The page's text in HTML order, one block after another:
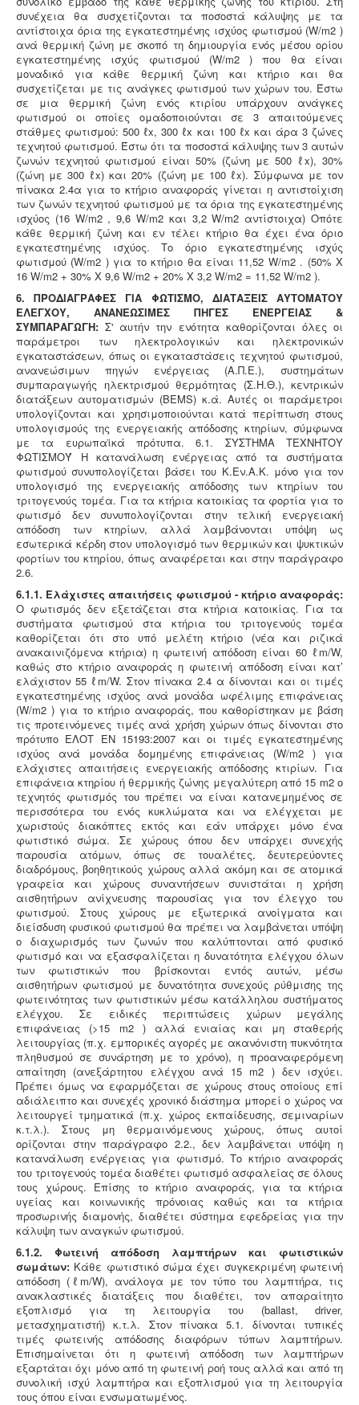
συνέχεια θα συσχετίζονται τα ποσοστά κάλυψης με τα
αντίστοιχα όρια της εγκατεστημένης ισχύος φωτισμού (W/m2 )
ανά θερμική ζώνη με σκοπό τη δημιουργία ενός μέσου ορίου
εγκατεστημένης ισχύς φωτισμού (W/m2 ) που θα είναι
μοναδικό για κάθε θερμική ζώνη και κτήριο και θα
συσχετίζεται με τις ανάγκες φωτισμού των χώρων του. Έστω
σε μια θερμική ζώνη ενός κτιρίου υπάρχουν ανάγκες
φωτισμού οι οποίες ομαδοποιούνται σε 3 απαιτούμενες
στάθμες φωτισμού: 500 ℓx, 300 ℓx και 100 ℓx και άρα 3 ζώνες
τεχνητού φωτισμού. Έστω ότι τα ποσοστά κάλυψης των 3 αυτών
ζωνών τεχνητού φωτισμού είναι 50% (ζώνη με 500 ℓx), 30%
(ζώνη με 300 ℓx) και 20% (ζώνη με 100 ℓx). Σύμφωνα με τον
πίνακα 2.4α για το κτήριο αναφοράς γίνεται η αντιστοίχιση
των ζωνών τεχνητού φωτισμού με τα όρια της εγκατεστημένης
ισχύος (16 W/m2 , 9,6 W/m2 και 3,2 W/m2 αντίστοιχα) Οπότε
κάθε θερμική ζώνη και εν τέλει κτήριο θα έχει ένα όριο
εγκατεστημένης ισχύος. Το όριο εγκατεστημένης ισχύς
φωτισμού (W/m2 ) για το κτήριο θα είναι 11,52 W/m2 . (50% Χ
16 W/m2 + 30% Χ 9,6 W/m2 + 20% Χ 3,2 W/m2 = 11,52 W/m2 ).
6. ΠΡΟΔΙΑΓΡΑΦΕΣ ΓΙΑ ΦΩΤΙΣΜΟ, ΔΙΑΤΑΞΕΙΣ ΑΥΤΟΜΑΤΟΥ
ΕΛΕΓΧΟΥ, ΑΝΑΝΕΩΣΙΜΕΣ ΠΗΓΕΣ ΕΝΕΡΓΕΙΑΣ &
ΣΥΜΠΑΡΑΓΩΓΗ: Σ' αυτήν την ενότητα καθορίζονται όλες οι
παράμετροι των ηλεκτρολογικών και ηλεκτρονικών
εγκαταστάσεων, όπως οι εγκαταστάσεις τεχνητού φωτισμού,
ανανεώσιμων πηγών ενέργειας (Α.Π.Ε.), συστημάτων
συμπαραγωγής ηλεκτρισμού θερμότητας (Σ.Η.Θ.), κεντρικών
διατάξεων αυτοματισμών (BEMS) κ.ά. Αυτές οι παράμετροι
υπολογίζονται και χρησιμοποιούνται κατά περίπτωση στους
υπολογισμούς της ενεργειακής απόδοσης κτηρίων, σύμφωνα
με τα ευρωπαϊκά πρότυπα. 6.1. ΣΥΣΤΗΜΑ ΤΕΧΝΗΤΟΥ
ΦΩΤΙΣΜΟΎ Η κατανάλωση ενέργειας από τα συστήματα
φωτισμού συνυπολογίζεται βάσει του Κ.Εν.Α.Κ. μόνο για τον
υπολογισμό της ενεργειακής απόδοσης των κτηρίων του
τριτογενούς τομέα. Για τα κτήρια κατοικίας τα φορτία για το
φωτισμό δεν συνυπολογίζονται στην τελική ενεργειακή
απόδοση των κτηρίων, αλλά λαμβάνονται υπόψη ως
εσωτερικά κέρδη στον υπολογισμό των θερμικών και ψυκτικών
φορτίων του κτηρίου, όπως αναφέρεται και στην παράγραφο
2.6.
6.1.1. Ελάχιστες απαιτήσεις φωτισμού - κτήριο αναφοράς:
Ο φωτισμός δεν εξετάζεται στα κτήρια κατοικίας. Για τα
συστήματα φωτισμού στα κτήρια του τριτογενούς τομέα
καθορίζεται ότι στο υπό μελέτη κτήριο (νέα και ριζικά
ανακαινιζόμενα κτήρια) η φωτεινή απόδοση είναι 60 ℓm/W,
καθώς στο κτήριο αναφοράς η φωτεινή απόδοση είναι κατ’
ελάχιστον 55 ℓm/W. Στον πίνακα 2.4 α δίνονται και οι τιμές
εγκατεστημένης ισχύος ανά μονάδα ωφέλιμης επιφάνειας
(W/m2 ) για το κτήριο αναφοράς, που καθορίστηκαν με βάση
τις προτεινόμενες τιμές ανά χρήση χώρων όπως δίνονται στο
πρότυπο ΕΛΟΤ ΕΝ 15193:2007 και οι τιμές εγκατεστημένης
ισχύος ανά μονάδα δομημένης επιφάνειας (W/m2 ) για
ελάχιστες απαιτήσεις ενεργειακής απόδοσης κτιρίων. Για
επιφάνεια κτηρίου ή θερμικής ζώνης μεγαλύτερη από 15 m2 ο
τεχνητός φωτισμός του πρέπει να είναι κατανεμημένος σε
περισσότερα του ενός κυκλώματα και να ελέγχεται με
χωριστούς διακόπτες εκτός και εάν υπάρχει μόνο ένα
φωτιστικό σώμα. Σε χώρους όπου δεν υπάρχει συνεχής
παρουσία ατόμων, όπως σε τουαλέτες, δευτερεύοντες
διαδρόμους, βοηθητικούς χώρους αλλά ακόμη και σε ατομικά
γραφεία και χώρους συναντήσεων συνιστάται η χρήση
αισθητήρων ανίχνευσης παρουσίας για τον έλεγχο του
φωτισμού. Στους χώρους με εξωτερικά ανοίγματα και
διείσδυση φυσικού φωτισμού θα πρέπει να λαμβάνεται υπόψη
ο διαχωρισμός των ζωνών που καλύπτονται από φυσικό
φωτισμό και να εξασφαλίζεται η δυνατότητα ελέγχου όλων
των φωτιστικών που βρίσκονται εντός αυτών, μέσω
αισθητήρων φωτισμού με δυνατότητα συνεχούς ρύθμισης της
φωτεινότητας των φωτιστικών μέσω κατάλληλου συστήματος
ελέγχου. Σε ειδικές περιπτώσεις χώρων μεγάλης
επιφάνειας (>15 m2 ) αλλά ενιαίας και μη σταθερής
λειτουργίας (π.χ. εμπορικές αγορές με ακανόνιστη πυκνότητα
πληθυσμού σε συνάρτηση με το χρόνο), η προαναφερόμενη
απαίτηση (ανεξάρτητου ελέγχου ανά 15 m2 ) δεν ισχύει.
Πρέπει όμως να εφαρμόζεται σε χώρους στους οποίους επί
αδιάλειπτο και συνεχές χρονικό διάστημα μπορεί ο χώρος να
λειτουργεί τμηματικά (π.χ. χώρος εκπαίδευσης, σεμιναρίων
κ.τ.λ.). Στους μη θερμαινόμενους χώρους, όπως αυτοί
ορίζονται στην παράγραφο 2.2., δεν λαμβάνεται υπόψη η
κατανάλωση ενέργειας για φωτισμό. Το κτήριο αναφοράς
του τριτογενούς τομέα διαθέτει φωτισμό ασφαλείας σε όλους
τους χώρους. Επίσης το κτήριο αναφοράς, για τα κτήρια
υγείας και κοινωνικής πρόνοιας καθώς και τα κτήρια
προσωρινής διαμονής, διαθέτει σύστημα εφεδρείας για την
κάλυψη των αναγκών φωτισμού.
6.1.2. Φωτεινή απόδοση λαμπτήρων και φωτιστικών
σωμάτων: Κάθε φωτιστικό σώμα έχει συγκεκριμένη φωτεινή
απόδοση (ℓm/W), ανάλογα με τον τύπο του λαμπτήρα, τις
ανακλαστικές διατάξεις που διαθέτει, τον απαραίτητο
εξοπλισμό για τη λειτουργία του (ballast, driver,
μετασχηματιστή) κ.τ.λ. Στον πίνακα 5.1. δίνονται τυπικές
τιμές φωτεινής απόδοσης διαφόρων τύπων λαμπτήρων.
Επισημαίνεται ότι η φωτεινή απόδοση των λαμπτήρων
εξαρτάται όχι μόνο από τη φωτεινή ροή τους αλλά και από τη
συνολική ισχύ λαμπτήρα και εξοπλισμού για τη λειτουργία
τους όπου είναι ενσωματωμένος.